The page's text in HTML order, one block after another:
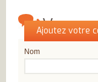
Vos
Qui êtes-vous ?
Nom
Ajoutez votre